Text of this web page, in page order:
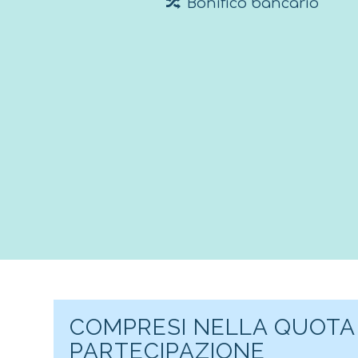
COMPRESI NELLA QUOTA
PARTECIPAZIONE